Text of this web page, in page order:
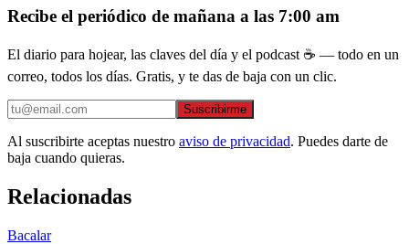
Recibe el periódico de mañana a las 7:00 am
El diario para hojear, las claves del día y el podcast ☕ — todo en un
correo, todos los días. Gratis, y te das de baja con un clic.
Suscribirme
Al suscribirte aceptas nuestro aviso de privacidad. Puedes darte de
baja cuando quieras.
Relacionadas
Bacalar